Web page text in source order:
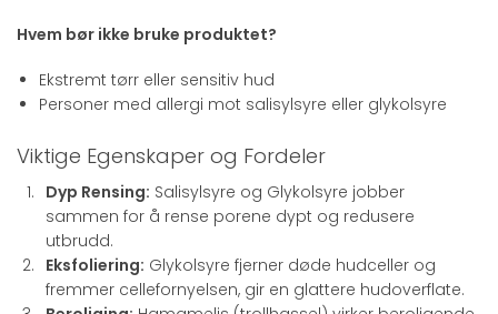
Hvem bør ikke bruke produktet?
Ekstremt tørr eller sensitiv hud
Personer med allergi mot salisylsyre eller glykolsyre
Viktige Egenskaper og Fordeler
Dyp Rensing: Salisylsyre og Glykolsyre jobber
sammen for å rense porene dypt og redusere
utbrudd.
Eksfoliering: Glykolsyre fjerner døde hudceller og
fremmer cellefornyelsen, gir en glattere hudoverflate.